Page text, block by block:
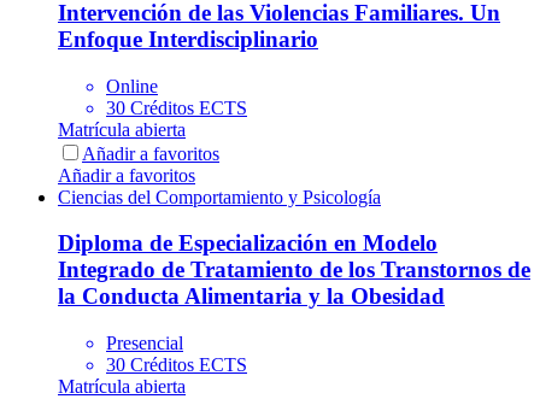
Intervención de las Violencias Familiares. Un
Enfoque Interdisciplinario
Online
30 Créditos ECTS
Matrícula abierta
Añadir a favoritos
Añadir a favoritos
Ciencias del Comportamiento y Psicología
Diploma de Especialización en Modelo
Integrado de Tratamiento de los Transtornos de
la Conducta Alimentaria y la Obesidad
Presencial
30 Créditos ECTS
Matrícula abierta